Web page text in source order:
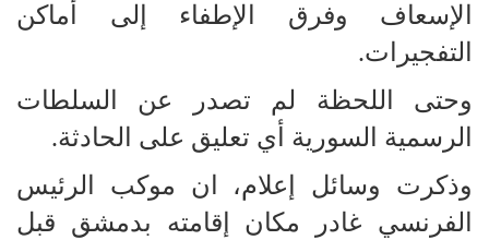
الإسعاف وفرق الإطفاء إلى أماكن
التفجيرات.
وحتى اللحظة لم تصدر عن السلطات
الرسمية السورية أي تعليق على الحادثة.
وذكرت وسائل إعلام، ان موكب الرئيس
الفرنسي غادر مكان إقامته بدمشق قبل